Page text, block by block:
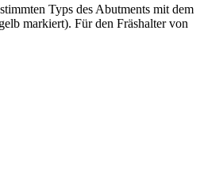
Typs des Abutments mit dem
markiert). Für den Fräshalter von